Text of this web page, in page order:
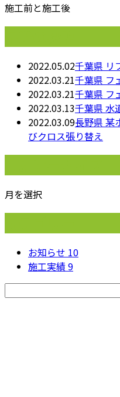
施工前と施工後
2022.05.02千葉県 リ
2022.03.21千葉県 フ
2022.03.21千葉県 フ
2022.03.13千葉県 水
2022.03.09長野県 某
びクロス張り替え
月を選択
お知らせ 10
施工実績9